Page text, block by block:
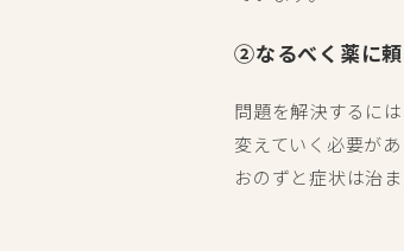
②なるべく薬に
問題を解決するに
変えていく必要が
おのずと症状は治